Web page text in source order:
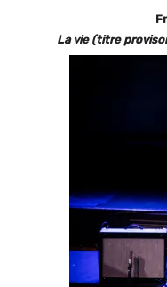
La vie (titre